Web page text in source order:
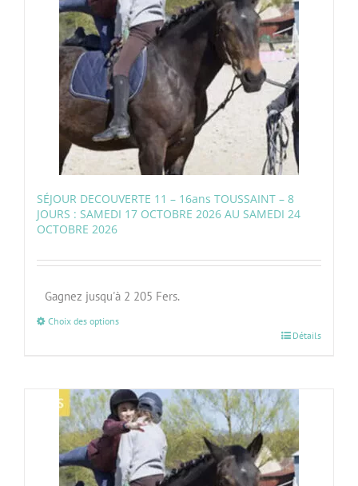
SÉJOUR DECOUVERTE 11 – 16ans TOUSSAINT – 8
JOURS : SAMEDI 17 OCTOBRE 2026 AU SAMEDI 24
OCTOBRE 2026
Gagnez jusqu'à 2 205 Fers.
Choix des options
Détails